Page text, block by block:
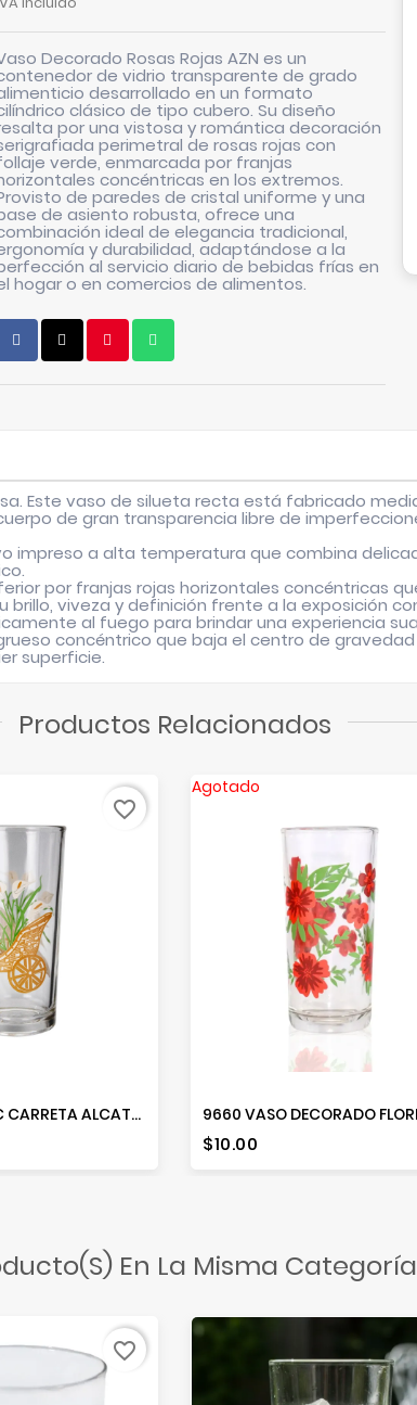
Decorado Rosas Rojas AZN es un
de vidrio transparente de grado
desarrollado en un formato
clásico de tipo cubero. Su diseño
por una vistosa y romántica decoración
perimetral de rosas rojas con
verde, enmarcada por franjas
concéntricas en los extremos.
de paredes de cristal uniforme y una
de asiento robusta, ofrece una
ideal de elegancia tradicional,
y durabilidad, adaptándose a la
al servicio diario de bebidas frías en
hogar o en comercios de alimentos.
Este vaso de silueta recta está fabricado
de gran transparencia libre de
impreso a alta temperatura que combina
por franjas rojas horizontales concéntricas
viveza y definición frente a la exposición
al fuego para brindar una experiencia
concéntrico que baja el centro de
superficie.
Productos Relacionados
8360 VASO DEC CARRETA ALCATRAZ (DGP)
favorite_border
Agotado
Precio
$10.00
En La Misma
favorite_border